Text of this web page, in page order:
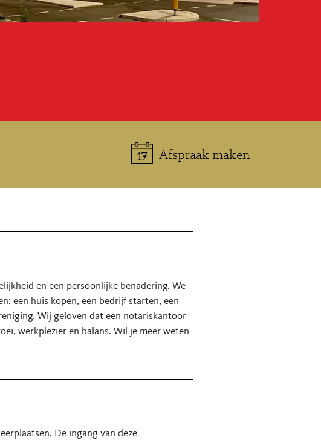
Afspraak maken
en een persoonlijke benadering. We
een huis kopen, een bedrijf starten, een
Wij geloven dat een notariskantoor
werkplezier en balans. Wil je meer weten
De ingang van deze